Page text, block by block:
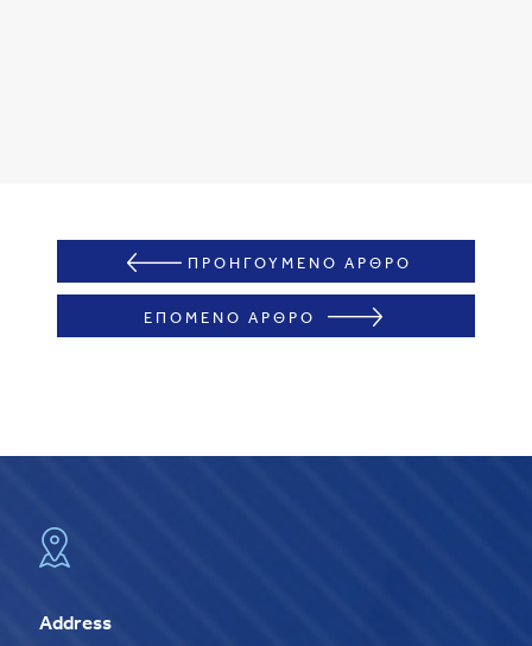
ΠΡΟΗΓΟΥΜΕΝΟ ΑΡΘΡΟ
ΕΠΟΜΕΝΟ ΑΡΘΡΟ
Address